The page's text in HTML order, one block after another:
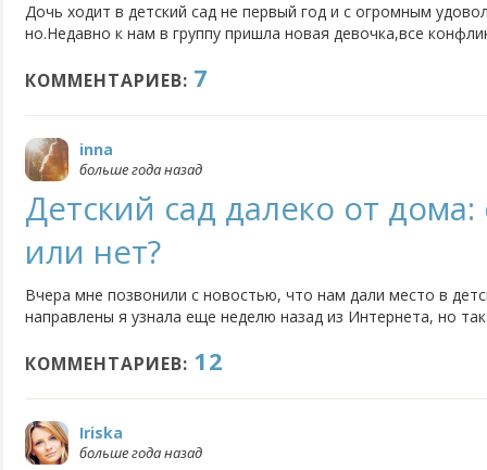
Дочь ходит в детский сад не первый год и с огромным
но.Недавно к нам в группу пришла новая девочка,все
держаться помногу дней.Собирались родителями,
КОММЕНТАРИЕВ: 7
inna
больше года назад
Детский сад далеко от дома:
или нет?
Вчера мне позвонили с новостью, что нам дали место в
направлены я узнала еще неделю назад из Интернета, но
идти до которого минут 30 пешком, на транспорте - быстро,
КОММЕНТАРИЕВ: 12
Iriska
больше года назад